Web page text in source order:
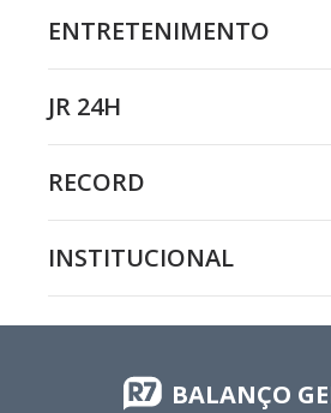
ENTRETENIMENTO
JR 24H
RECORD
INSTITUCIONAL
BALANÇO